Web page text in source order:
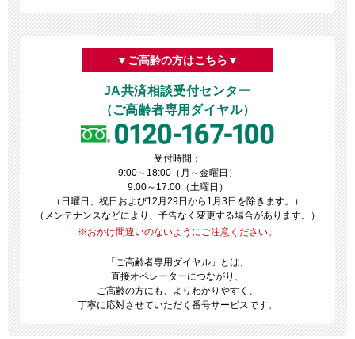
▼ご高齢の方はこちら▼
JA共済相談受付センター
（ご高齢者専用ダイヤル）
受付時間：
9:00～18:00（月～金曜日）
9:00～17:00（土曜日）
（日曜日、祝日および12月29日から1月3日を除きます。）
（メンテナンスなどにより、予告なく変更する場合があります。）
おかけ間違いのないようにご注意ください。
「ご高齢者専用ダイヤル」とは、
直接オペレーターにつながり、
ご高齢の方にも、
よりわかりやすく、
丁寧に応対させていただく番号サービスです。